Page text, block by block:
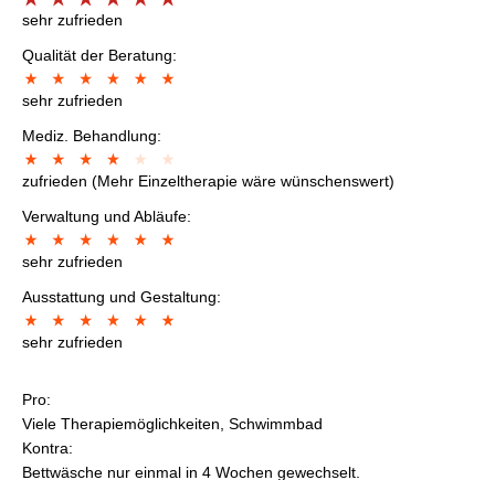
sehr zufrieden
Qualität der Beratung:
sehr zufrieden
Mediz. Behandlung:
zufrieden (Mehr Einzeltherapie wäre wünschenswert)
Verwaltung und Abläufe:
sehr zufrieden
Ausstattung und Gestaltung:
sehr zufrieden
Pro:
Viele Therapiemöglichkeiten, Schwimmbad
Kontra:
Bettwäsche nur einmal in 4 Wochen gewechselt.